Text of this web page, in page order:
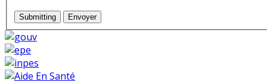
Submitting Envoyer